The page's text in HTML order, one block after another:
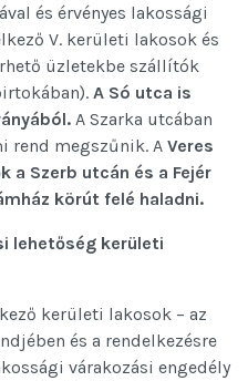
és érvényes lakossági
V. kerületi lakosok és
üzletekbe szállítók
A Só utca is
A Szarka utcában
rend megszűnik. A Veres
a Szerb utcán és a Fejér
körút felé haladni.
lehetőség kerületi
kerületi lakosok – az
és a rendelkezésre
várakozási engedély